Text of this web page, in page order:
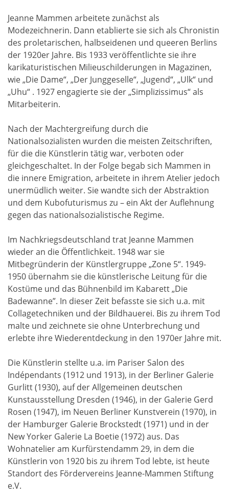
Jeanne Mammen arbeitete zunächst als
Modezeichnerin. Dann etablierte sie sich als Chronistin
des proletarischen, halbseidenen und queeren Berlins
der 1920er Jahre. Bis 1933 veröffentlichte sie ihre
karikaturistischen Milieuschilderungen in Magazinen,
wie „Die Dame“, „Der Junggeselle“, „Jugend“, „Ulk“ und
„Uhu“ . 1927 engagierte sie der „Simplizissimus“ als
Mitarbeiterin.
Nach der Machtergreifung durch die
Nationalsozialisten wurden die meisten Zeitschriften,
für die die Künstlerin tätig war, verboten oder
gleichgeschaltet. In der Folge begab sich Mammen in
die innere Emigration, arbeitete in ihrem Atelier jedoch
unermüdlich weiter. Sie wandte sich der Abstraktion
und dem Kubofuturismus zu – ein Akt der Auflehnung
gegen das nationalsozialistische Regime.
Im Nachkriegsdeutschland trat Jeanne Mammen
wieder an die Öffentlichkeit. 1948 war sie
Mitbegründerin der Künstlergruppe „Zone 5“. 1949-
1950 übernahm sie die künstlerische Leitung für die
Kostüme und das Bühnenbild im Kabarett „Die
Badewanne”. In dieser Zeit befasste sie sich u.a. mit
Collagetechniken und der Bildhauerei. Bis zu ihrem Tod
malte und zeichnete sie ohne Unterbrechung und
erlebte ihre Wiederentdeckung in den 1970er Jahre mit.
Die Künstlerin stellte u.a. im Pariser Salon des
Indépendants (1912 und 1913), in der Berliner Galerie
Gurlitt (1930), auf der Allgemeinen deutschen
Kunstausstellung Dresden (1946), in der Galerie Gerd
Rosen (1947), im Neuen Berliner Kunstverein (1970), in
der Hamburger Galerie Brockstedt (1971) und in der
New Yorker Galerie La Boetie (1972) aus. Das
Wohnatelier am Kurfürstendamm 29, in dem die
Künstlerin von 1920 bis zu ihrem Tod lebte, ist heute
Standort des Fördervereins Jeanne-Mammen Stiftung
e.V.